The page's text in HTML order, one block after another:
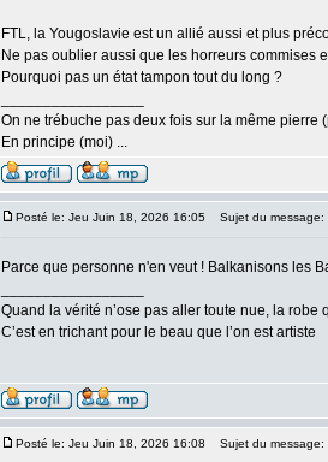
FTL, la Yougoslavie est un allié aussi et plus
Ne pas oublier aussi que les horreurs commises
Pourquoi pas un état tampon tout du long ?
On ne trébuche pas deux fois sur la même pierre
En principe (moi) ...
Posté le: Jeu Juin 18, 2026 16:05 Sujet du message:
Parce que personne n'en veut ! Balkanisons les
Quand la vérité n’ose pas aller toute nue, la robe
C’est en trichant pour le beau que l’on est artiste
Posté le: Jeu Juin 18, 2026 16:08 Sujet du message: